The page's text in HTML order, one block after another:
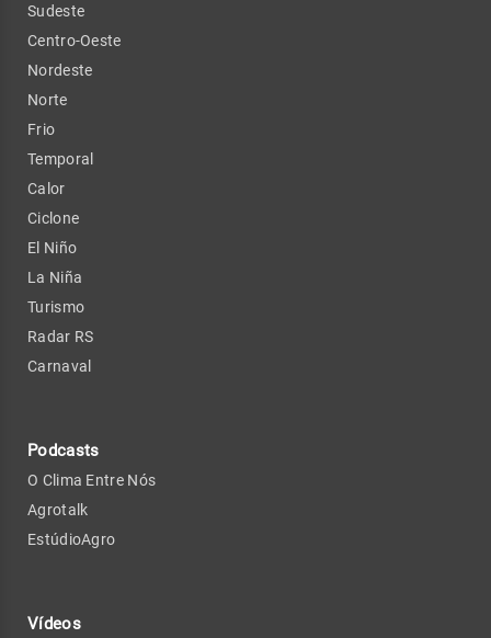
Sudeste
Centro-Oeste
Nordeste
Norte
Frio
Temporal
Calor
Ciclone
El Niño
La Niña
Turismo
Radar RS
Carnaval
Podcasts
O Clima Entre Nós
Agrotalk
EstúdioAgro
Vídeos